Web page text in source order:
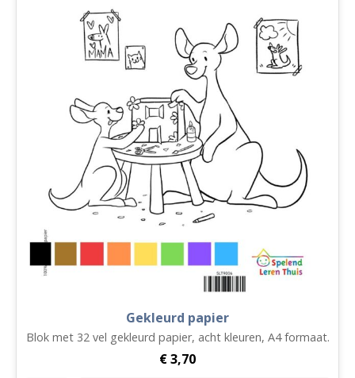
Gekleurd papier
Blok met 32 vel gekleurd papier, acht kleuren, A4 formaat.
€3,70